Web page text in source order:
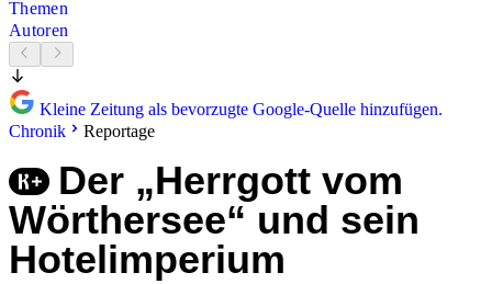
Themen
Autoren
Kleine Zeitung als bevorzugte Google-Quelle hinzufügen.
Chronik
Reportage
Der „Herrgott vom
Wörthersee“ und sein
Hotelimperium